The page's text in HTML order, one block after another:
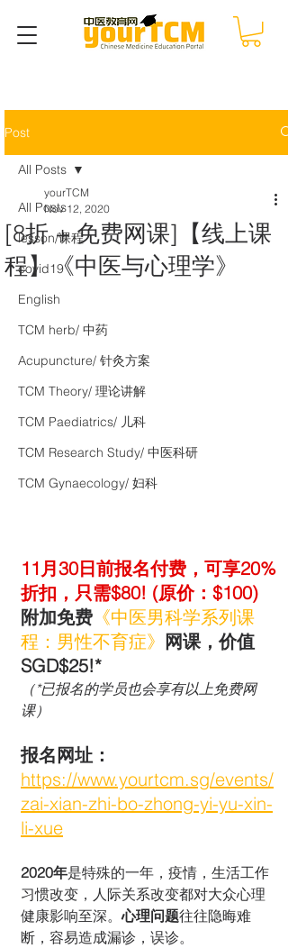
Post
All Posts
lesson/课程
covid19
English
TCM herb/ 中药
Acupuncture/ 针灸方案
TCM Theory/ 理论讲解
TCM Paediatrics/ 儿科
TCM Research Study/ 中医科研
TCM Gynaecology/ 妇科
All Posts
[8折 + 免费网课]【线上课
程】《中医与心理学》
yourTCM
Nov 12, 2020
11月30日前报名付费，可享20%
折扣，只需$80! (原价：$100)
附加免费 《中医男科学系列课
程：男性不育症》 网课，价值
SGD$25!*
（*已报名的学员也会享有以上免费网
课）
报名网址：
https://www.yourtcm.sg/events/
zai-xian-zhi-bo-zhong-yi-yu-xin-
li-xue
2020年是特殊的一年，疫情，生活工作
习惯改变，人际关系改变都对大众心理
健康影响至深。心理问题往往隐晦难
断，容易造成漏诊，误诊。